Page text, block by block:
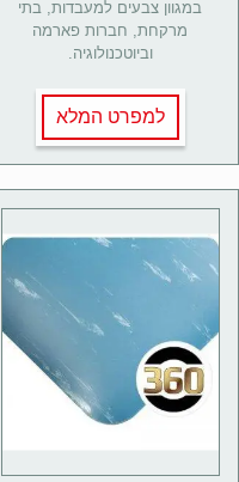
במגוון צבעים למעבדות, בתי
מרקחת, חברות פארמה
וביוטכנולוגיה.
למפרט המלא